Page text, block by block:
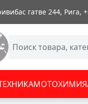
гатве 244, Рига,
МОТОХИМИЯ